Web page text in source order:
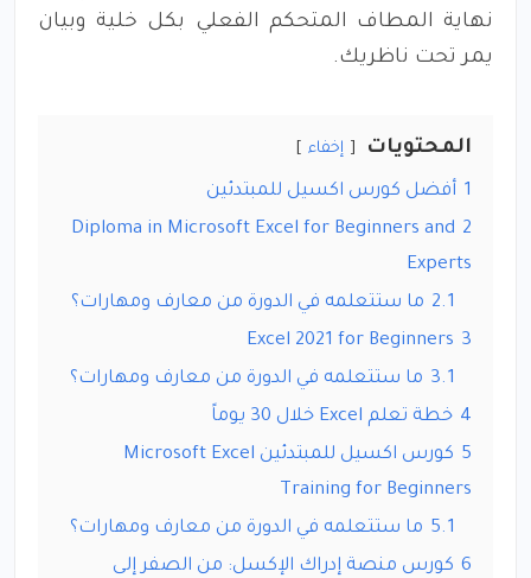
نهاية المطاف المتحكم الفعلي بكل خلية وبيان
يمر تحت ناظريك.
المحتويات إخفاء
1 أفضل كورس اكسيل للمبتدئين
2
Diploma in Microsoft Excel for Beginners and
Experts
2.1 ما ستتعلمه في الدورة من معارف ومهارات؟
3
Excel 2021 for Beginners
3.1 ما ستتعلمه في الدورة من معارف ومهارات؟
4 خطة تعلم Excel خلال 30 يوماً
5
كورس اكسيل للمبتدئين Microsoft Excel
Training for Beginners
5.1 ما ستتعلمه في الدورة من معارف ومهارات؟
6 كورس منصة إدراك الإكسل: من الصفر إلى